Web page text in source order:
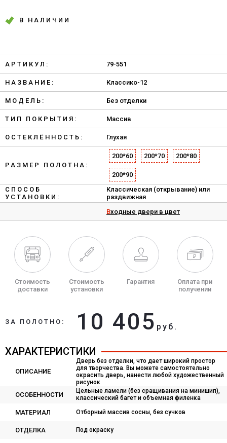
В НАЛИЧИИ
АРТИКУЛ: 79-551
НАЗВАНИЕ: Классико-12
МОДЕЛЬ: Без отделки
ТИП ПОКРЫТИЯ: Массив
ОСТЕКЛЁННОСТЬ: Глухая
РАЗМЕР ПОЛОТНА:
200*60 200*70 200*80
200*90
СПОСОБ
УСТАНОВКИ:
Классическая (открывание) или
раздвижная
Входные двери в цвет
Стоимость
доставки
Стоимость
установки
Гарантия
Оплата при
получении
ЗА ПОЛОТНО: 10 405 руб.
ХАРАКТЕРИСТИКИ
ОПИСАНИЕ
Дверь без отделки, что дает широкий простор
для творчества. Вы можете самостоятельно
окрасить дверь, нанести любой художественный
рисунок
ОСОБЕННОСТИ
Цельные ламели (без сращивания на минишип),
классический багет и объемная филенка
МАТЕРИАЛ Отборный массив сосны, без сучков
ОТДЕЛКА Под окраску